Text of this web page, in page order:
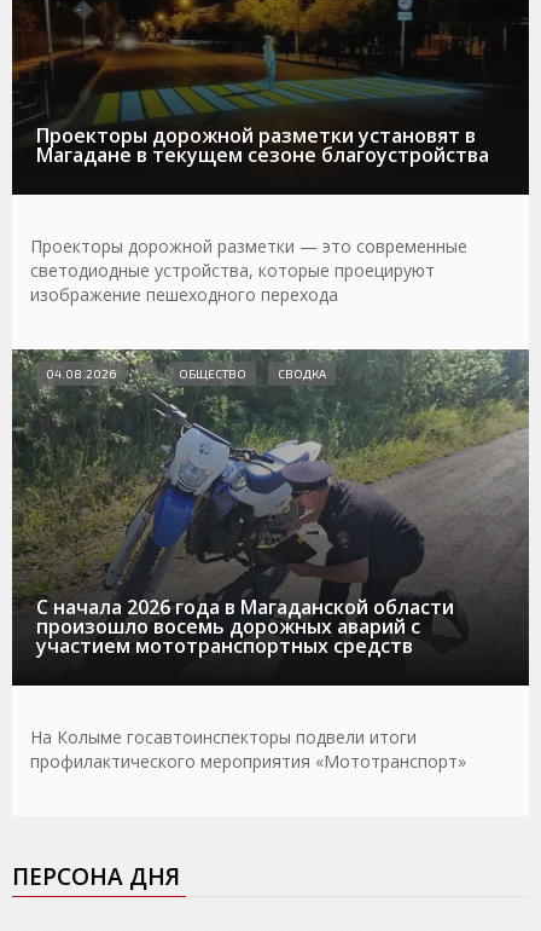
Проекторы дорожной разметки установят в
Магадане в текущем сезоне благоустройства
Проекторы дорожной разметки — это современные
светодиодные устройства, которые проецируют
изображение пешеходного перехода
С начала 2026 года в Магаданской области
произошло восемь дорожных аварий с
участием мототранспортных средств
04.08.2026 ОБЩЕСТВО СВОДКА
На Колыме госавтоинспекторы подвели итоги
профилактического мероприятия «Мототранспорт»
ПЕРСОНА ДНЯ